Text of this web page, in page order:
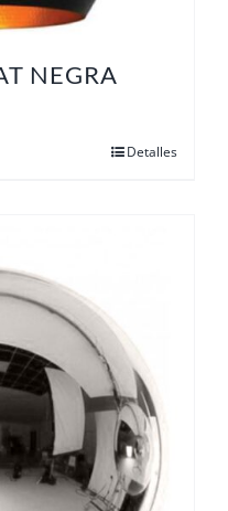
NEGRA
Detalles